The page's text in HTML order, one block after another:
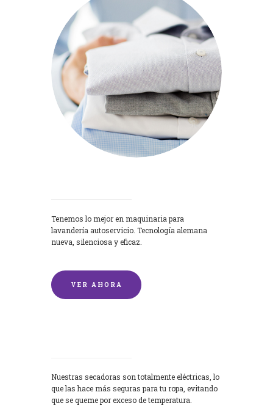
Tenemos lo mejor en maquinaria para
lavandería autoservicio. Tecnología alemana
nueva, silenciosa y eficaz.
VER AHORA
Nuestras secadoras son totalmente eléctricas, lo
que las hace más seguras para tu ropa, evitando
que se queme por exceso de temperatura.